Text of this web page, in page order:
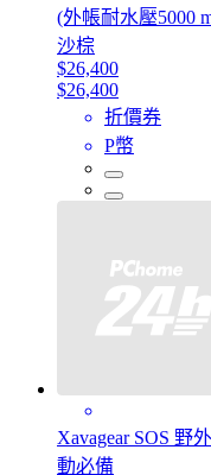
(外帳耐水壓5000
沙棕
$26,400
$26,400
折價券
P幣
Xavagear SOS 野
動必備